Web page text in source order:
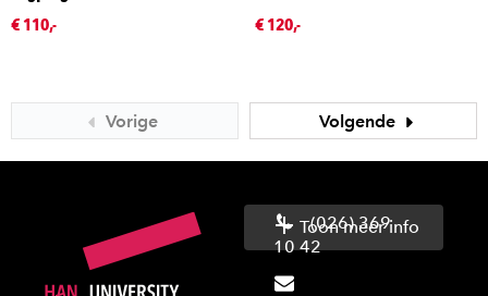
€ 110,-
€ 120,-
Vorige Volgende
(026) 369
10 42
Toon meer info